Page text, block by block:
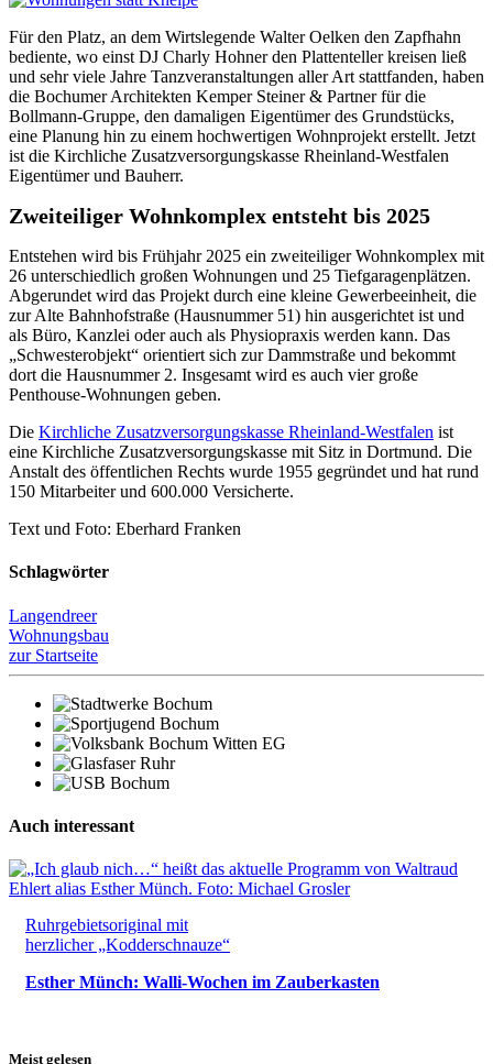
Für den Platz, an dem Wirtslegende Walter Oelken den Zapfhahn
bediente, wo einst DJ Charly Hohner den Plattenteller kreisen ließ
und sehr viele Jahre Tanzveranstaltungen aller Art stattfanden, haben
die Bochumer Architekten Kemper Steiner & Partner für die
Bollmann-Gruppe, den damaligen Eigentümer des Grundstücks,
eine Planung hin zu einem hochwertigen Wohnprojekt erstellt. Jetzt
ist die Kirchliche Zusatzversorgungskasse Rheinland-Westfalen
Eigentümer und Bauherr.
Zweiteiliger Wohnkomplex entsteht bis 2025
Entstehen wird bis Frühjahr 2025 ein zweiteiliger Wohnkomplex mit
26 unterschiedlich großen Wohnungen und 25 Tiefgaragenplätzen.
Abgerundet wird das Projekt durch eine kleine Gewerbeeinheit, die
zur Alte Bahnhofstraße (Hausnummer 51) hin ausgerichtet ist und
als Büro, Kanzlei oder auch als Physiopraxis werden kann. Das
„Schwesterobjekt“ orientiert sich zur Dammstraße und bekommt
dort die Hausnummer 2. Insgesamt wird es auch vier große
Penthouse-Wohnungen geben.
Die Kirchliche Zusatzversorgungskasse Rheinland-Westfalen ist
eine Kirchliche Zusatzversorgungskasse mit Sitz in Dortmund. Die
Anstalt des öffentlichen Rechts wurde 1955 gegründet und hat rund
150 Mitarbeiter und 600.000 Versicherte.
Text und Foto: Eberhard Franken
Schlagwörter
Langendreer
Wohnungsbau
zur Startseite
Auch interessant
Ruhrgebietsoriginal mit
herzlicher „Kodderschnauze“
Esther Münch: Walli-Wochen im Zauberkasten
Meist gelesen